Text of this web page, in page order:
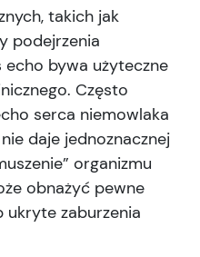
takich jak
podejrzenia
bywa użyteczne
Często
serca niemowlaka
daje jednoznacznej
organizmu
obnażyć pewne
zaburzenia